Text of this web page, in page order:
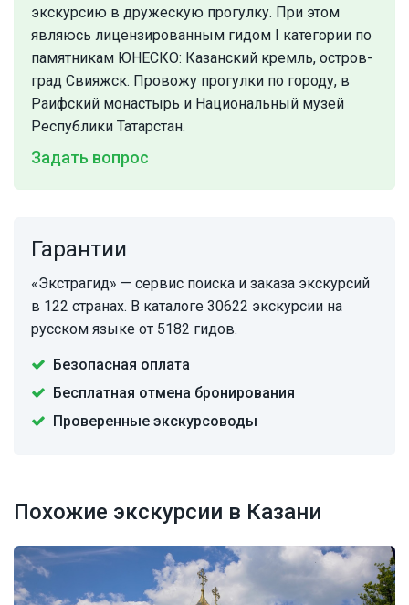
экскурсию в дружескую прогулку. При этом
являюсь лицензированным гидом I категории по
памятникам ЮНЕСКО: Казанский кремль, остров-
град Свияжск. Провожу прогулки по городу, в
Раифский монастырь и Национальный музей
Республики Татарстан.
Задать вопрос
Гарантии
«Экстрагид» — сервис поиска и заказа экскурсий
в 122 странах. В каталоге 30622 экскурсии на
русском языке от 5182 гидов.
Безопасная оплата
Бесплатная отмена бронирования
Проверенные экскурсоводы
Похожие экскурсии в Казани